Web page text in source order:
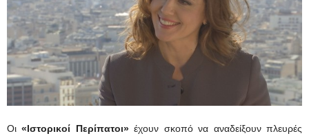
Οι«Ιστορικοί Περίπατοι»έχουν σκοπό να αναδείξουν πλευρές